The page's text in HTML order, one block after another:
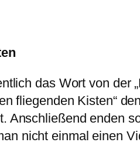
das Wort von der
fliegenden Kisten“
Anschließend enden
nicht einmal einen